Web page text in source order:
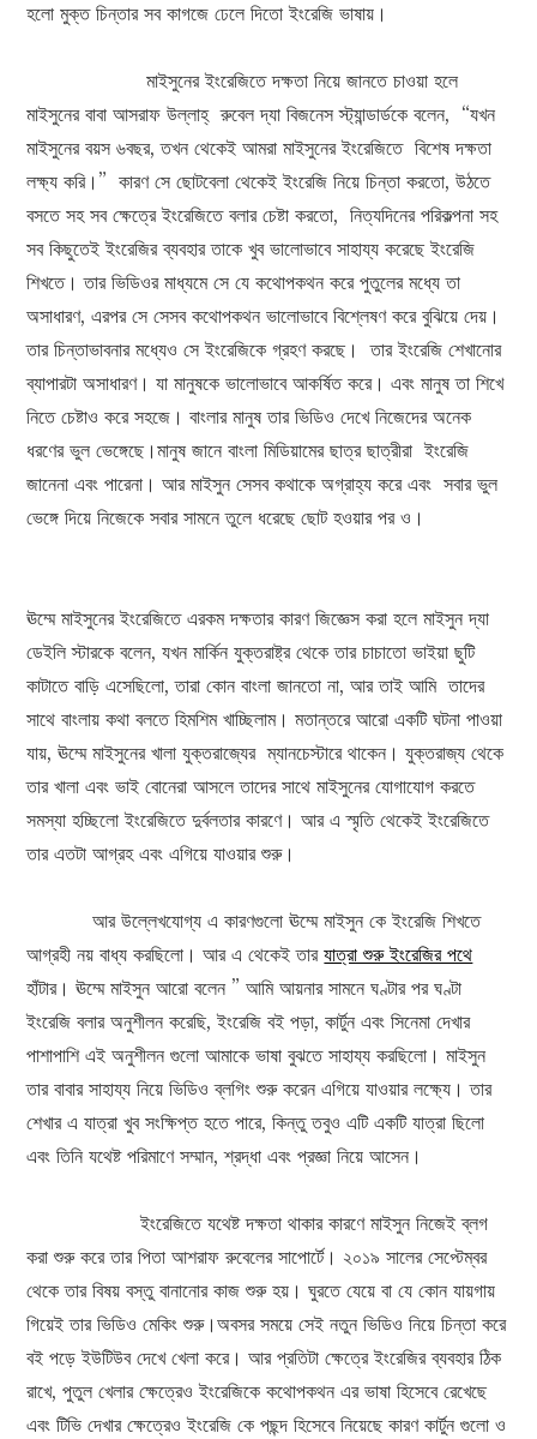
হলো মুক্ত চিন্তার সব কাগজে ঢেলে দিতো ইংরেজি ভাষায়।
মাইসুনের ইংরেজিতে দক্ষতা নিয়ে জানতে চাওয়া হলে
মাইসুনের বাবা আসরাফ উল্লাহ্‌ রুবেল দ্যা বিজনেস স্ট্যান্ডার্ডকে বলেন, “যখন
মাইসুনের বয়স ৬বছর, তখন থেকেই আমরা মাইসুনের ইংরেজিতে বিশেষ দক্ষতা
লক্ষ্য করি।” কারণ সে ছোটবেলা থেকেই ইংরেজি নিয়ে চিন্তা করতো, উঠতে
বসতে সহ সব ক্ষেত্রে ইংরেজিতে বলার চেষ্টা করতো, নিত্যদিনের পরিকল্পনা সহ
সব কিছুতেই ইংরেজির ব্যবহার তাকে খুব ভালোভাবে সাহায্য করেছে ইংরেজি
শিখতে। তার ভিডিওর মাধ্যমে সে যে কথোপকথন করে পুতুলের মধ্যে তা
অসাধারণ, এরপর সে সেসব কথোপকথন ভালোভাবে বিশ্লেষণ করে বুঝিয়ে দেয়।
তার চিন্তাভাবনার মধ্যেও সে ইংরেজিকে গ্রহণ করছে। তার ইংরেজি শেখানোর
ব্যাপারটা অসাধারণ। যা মানুষকে ভালোভাবে আকর্ষিত করে। এবং মানুষ তা শিখে
নিতে চেষ্টাও করে সহজে। বাংলার মানুষ তার ভিডিও দেখে নিজেদের অনেক
ধরণের ভুল ভেঙ্গেছে।মানুষ জানে বাংলা মিডিয়ামের ছাত্র ছাত্রীরা ইংরেজি
জানেনা এবং পারেনা। আর মাইসুন সেসব কথাকে অগ্রাহ্য করে এবং সবার ভুল
ভেঙ্গে দিয়ে নিজেকে সবার সামনে তুলে ধরেছে ছোট হওয়ার পর ও।
ঊম্মে মাইসুনের ইংরেজিতে এরকম দক্ষতার কারণ জিজ্ঞেস করা হলে মাইসুন দ্যা
ডেইলি স্টারকে বলেন, যখন মার্কিন যুক্তরাষ্ট্র থেকে তার চাচাতো ভাইয়া ছুটি
কাটাতে বাড়ি এসেছিলো, তারা কোন বাংলা জানতো না, আর তাই আমি তাদের
সাথে বাংলায় কথা বলতে হিমশিম খাচ্ছিলাম। মতান্তরে আরো একটি ঘটনা পাওয়া
যায়, ঊম্মে মাইসুনের খালা যুক্তরাজ্যের ম্যানচেস্টারে থাকেন। যুক্তরাজ্য থেকে
তার খালা এবং ভাই বোনেরা আসলে তাদের সাথে মাইসুনের যোগাযোগ করতে
সমস্যা হচ্ছিলো ইংরেজিতে দুর্বলতার কারণে। আর এ স্মৃতি থেকেই ইংরেজিতে
তার এতটা আগ্রহ এবং এগিয়ে যাওয়ার শুরু।
আর উল্লেখযোগ্য এ কারণগুলো ঊম্মে মাইসুন কে ইংরেজি শিখতে
আগ্রহী নয় বাধ্য করছিলো। আর এ থেকেই তারযাত্রা শুরু ইংরেজির পথে
হাঁটার। ঊম্মে মাইসুন আরো বলেন ” আমি আয়নার সামনে ঘণ্টার পর ঘণ্টা
ইংরেজি বলার অনুশীলন করেছি, ইংরেজি বই পড়া, কার্টুন এবং সিনেমা দেখার
পাশাপাশি এই অনুশীলন গুলো আমাকে ভাষা বুঝতে সাহায্য করছিলো। মাইসুন
তার বাবার সাহায্য নিয়ে ভিডিও ব্লগিং শুরু করেন এগিয়ে যাওয়ার লক্ষ্যে। তার
শেখার এ যাত্রা খুব সংক্ষিপ্ত হতে পারে, কিন্তু তবুও এটি একটি যাত্রা ছিলো
এবং তিনি যথেষ্ট পরিমাণে সম্মান, শ্রদ্ধা এবং প্রজ্ঞা নিয়ে আসেন।
ইংরেজিতে যথেষ্ট দক্ষতা থাকার কারণে মাইসুন নিজেই ব্লগ
করা শুরু করে তার পিতা আশরাফ রুবেলের সাপোর্টে। ২০১৯ সালের সেপ্টেম্বর
থেকে তার বিষয় বস্তু বানানোর কাজ শুরু হয়। ঘুরতে যেয়ে বা যে কোন যায়গায়
গিয়েই তার ভিডিও মেকিং শুরু।অবসর সময়ে সেই নতুন ভিডিও নিয়ে চিন্তা করে
বই পড়ে ইউটিউব দেখে খেলা করে। আর প্রতিটা ক্ষেত্রে ইংরেজির ব্যবহার ঠিক
রাখে, পুতুল খেলার ক্ষেত্রেও ইংরেজিকে কথোপকথন এর ভাষা হিসেবে রেখেছে
এবং টিভি দেখার ক্ষেত্রেও ইংরেজি কে পছন্দ হিসেবে নিয়েছে কারণ কার্টুন গুলো ও